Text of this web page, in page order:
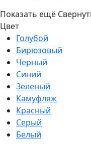
Показать ещё
Цвет
Голубой
Бирюзовый
Черный
Синий
Зеленый
Камуфляж
Красный
Серый
Белый